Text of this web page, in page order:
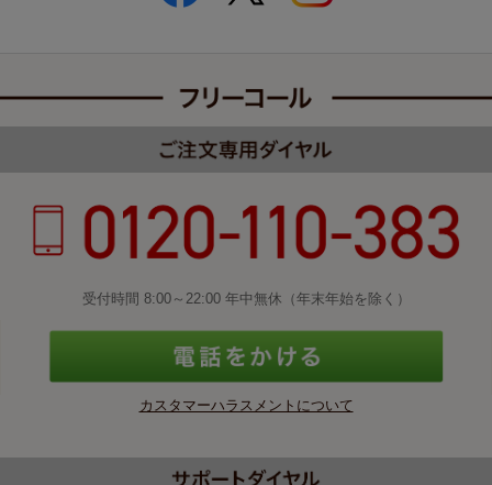
受付時間 8:00～22:00 年中無休（年末年始を除く）
カスタマーハラスメントについて